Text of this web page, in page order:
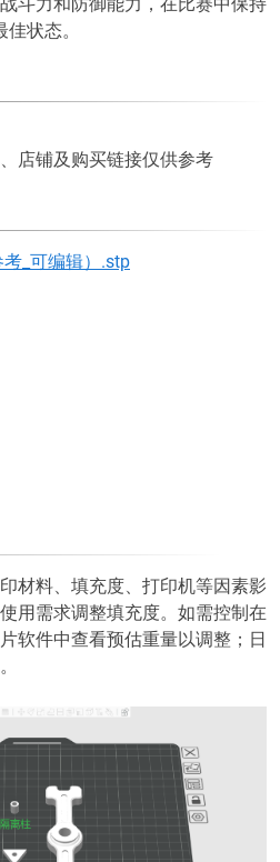
斗力和防御能力，在比赛中保持
佳状态。
店铺及购买链接仅供参考
_可编辑）.stp
材料、填充度、打印机等因素影
用需求调整填充度。如需控制在
软件中查看预估重量以调整；日